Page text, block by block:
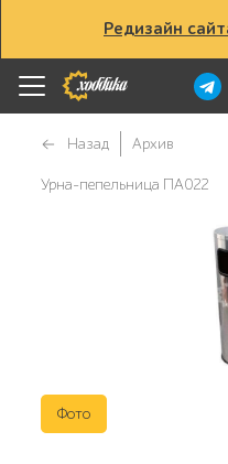
Редизайн
Назад Архив
Урна-пепельница ПА022
Фото